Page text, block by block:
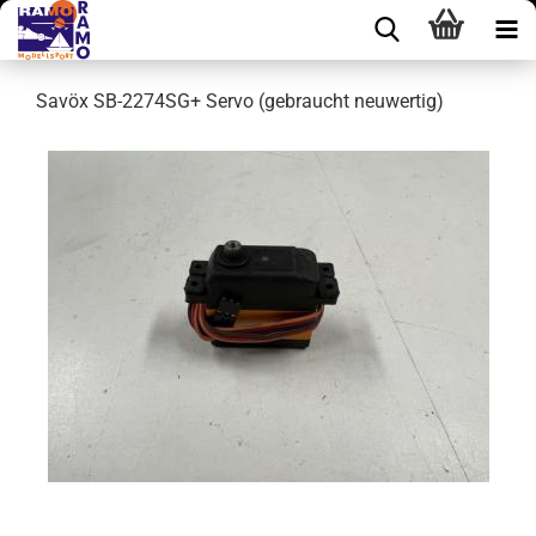
Savöx SB-2274SG+ Servo (gebraucht neuwertig)